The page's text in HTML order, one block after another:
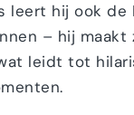
leert hij ook de
– hij maakt
leidt tot